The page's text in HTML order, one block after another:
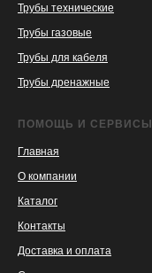
Трубы технические
Трубы газовые
Трубы для кабеля
Трубы дренажные
ПОМОЩЬ И СЕРВИСЫ
Главная
О компании
Каталог
Контакты
Доставка и оплата